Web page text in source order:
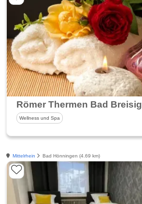
Römer Thermen Bad Breisig
Wellness und Spa
Mittelrhein Bad Hönningen (4.69 km)